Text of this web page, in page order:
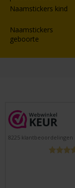
Naamstickers kind
Naamstickers
geboorte
8225 klantbeoordelingen